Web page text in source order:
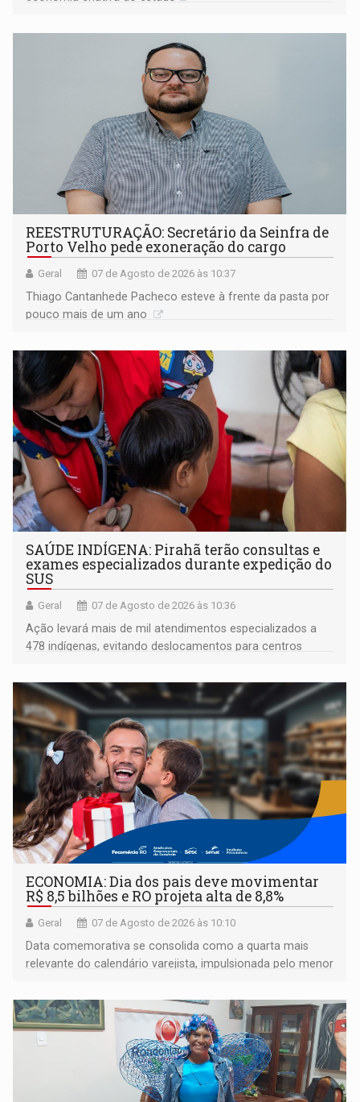
REESTRUTURAÇÃO: Secretário da Seinfra de
Porto Velho pede exoneração do cargo
Geral 07 de Agosto de 2026 às 10:37
Thiago Cantanhede Pacheco esteve à frente da pasta por
pouco mais de um ano
SAÚDE INDÍGENA: Pirahã terão consultas e
exames especializados durante expedição do
SUS
Geral 07 de Agosto de 2026 às 10:36
Ação levará mais de mil atendimentos especializados a
478 indígenas, evitando deslocamentos para centros
ECONOMIA: Dia dos pais deve movimentar
R$ 8,5 bilhões e RO projeta alta de 8,8%
Geral 07 de Agosto de 2026 às 10:10
Data comemorativa se consolida como a quarta mais
relevante do calendário varejista, impulsionada pelo menor
média do trabalhador